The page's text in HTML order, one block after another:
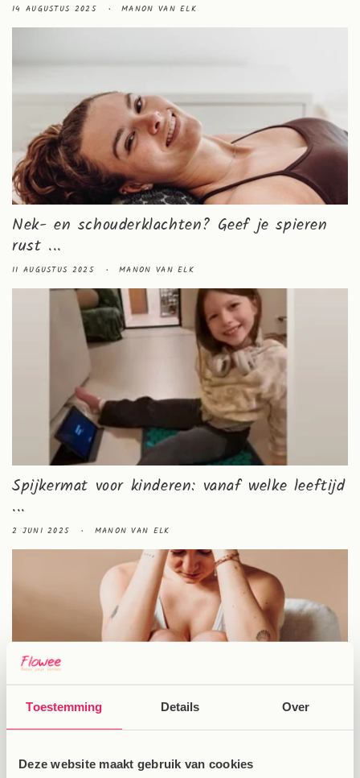
Toestemming Details Over
Deze website maakt gebruik van cookies
14 AUGUSTUS 2025 MANON VAN ELK
Nek- en schouderklachten? Geef je spieren
rust ...
11 AUGUSTUS 2025 MANON VAN ELK
Spijkermat voor kinderen: vanaf welke leeftijd
...
2 JUNI 2025 MANON VAN ELK
werkt h...